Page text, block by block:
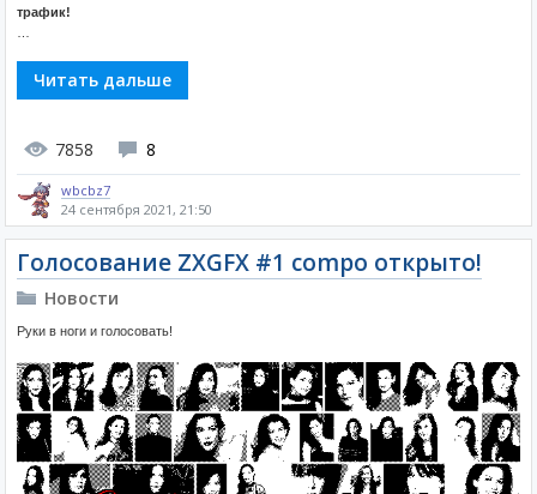
трафик!
Читать дальше
7858 8
wbcbz7
24 сентября 2021, 21:50
Голосование ZXGFX #1 compo открыто!
Новости
Руки в ноги и голосовать!